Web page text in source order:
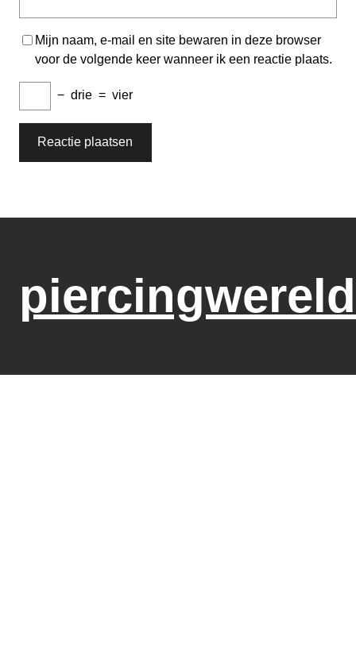
Mijn naam, e-mail en site bewaren in deze browser
voor de volgende keer wanneer ik een reactie plaats.
− drie = vier